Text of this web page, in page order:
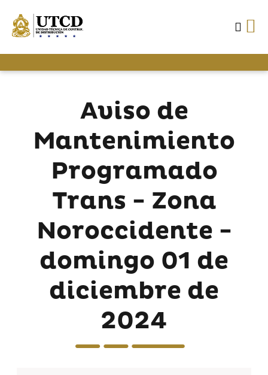
Aviso de
Mantenimiento
Programado
Trans - Zona
Noroccidente -
domingo 01 de
diciembre de
2024